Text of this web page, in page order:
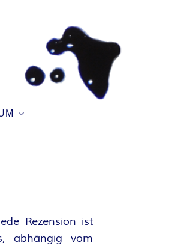
Rezension ist
abhängig vom